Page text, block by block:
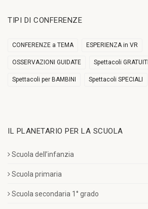
TIPI DI CONFERENZE
CONFERENZE a TEMA ESPERIENZA in VR
OSSERVAZIONI GUIDATE Spettacoli GRATUITI
Spettacoli per BAMBINI Spettacoli SPECIALI
IL PLANETARIO PER LA SCUOLA
Scuola dell’infanzia
Scuola primaria
Scuola secondaria 1° grado